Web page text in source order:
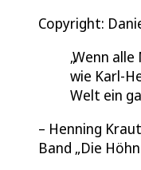
Copyright:
Wenn alle
wie Karl-
Welt ein
Henning
Band „Die